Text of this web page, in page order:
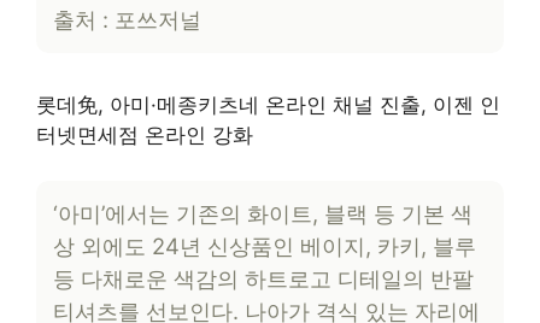
출처 : 포쓰저널
롯데免, 아미·메종키츠네 온라인 채널 진출, 이젠 인
터넷면세점 온라인 강화
‘아미’에서는 기존의 화이트, 블랙 등 기본 색
상 외에도 24년 신상품인 베이지, 카키, 블루
등 다채로운 색감의 하트로고 디테일의 반팔
티셔츠를 선보인다. 나아가 격식 있는 자리에